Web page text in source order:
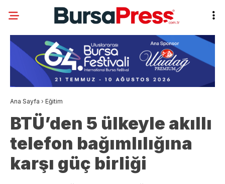
Ana Sayfa › Eğitim
BTÜ’den 5 ülkeyle akıllı
telefon bağımlılığına
karşı güç birliği